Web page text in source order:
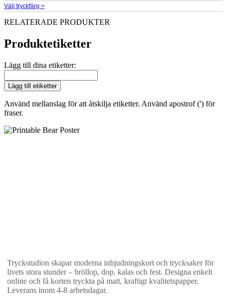
Välj tryckfärg >
RELATERADE PRODUKTER
Produktetiketter
Lägg till dina etiketter:
Lägg till etiketter
Använd mellanslag för att åtskilja etiketter. Använd apostrof (') för
fraser.
Tryckstudion skapar moderna inbjudningskort och trycksaker för
livets stora stunder – bröllop, dop, kalas och fest. Designa enkelt
online och få korten tryckta på matt, kraftigt kvalitetspapper.
Leverans inom 4-8 arbetsdagar.